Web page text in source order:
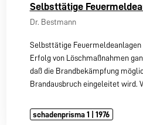
Selbsttätige
Dr. Bestmann
Selbsttätige
Erfolg von Löschmaßnahmen
daß die Brandbekämpfung
Brandausbruch eingeleitet wird.
schadenprisma 1 | 1976